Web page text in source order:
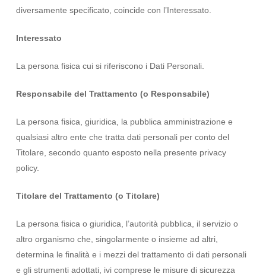
diversamente specificato, coincide con l’Interessato.
Interessato
La persona fisica cui si riferiscono i Dati Personali.
Responsabile del Trattamento (o Responsabile)
La persona fisica, giuridica, la pubblica amministrazione e
qualsiasi altro ente che tratta dati personali per conto del
Titolare, secondo quanto esposto nella presente privacy
policy.
Titolare del Trattamento (o Titolare)
La persona fisica o giuridica, l’autorità pubblica, il servizio o
altro organismo che, singolarmente o insieme ad altri,
determina le finalità e i mezzi del trattamento di dati personali
e gli strumenti adottati, ivi comprese le misure di sicurezza